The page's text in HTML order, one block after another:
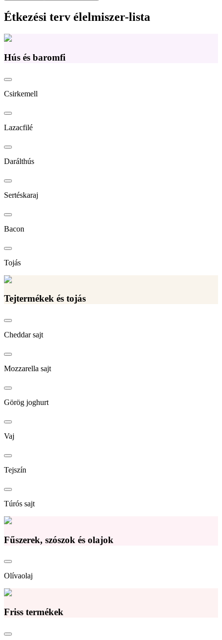
Étkezési terv élelmiszer-lista
Hús és baromfi
Csirkemell
Lazacfilé
Darálthús
Sertéskaraj
Bacon
Tojás
Tejtermékek és tojás
Cheddar sajt
Mozzarella sajt
Görög joghurt
Vaj
Tejszín
Túrós sajt
Fűszerek, szószok és olajok
Olívaolaj
Friss termékek